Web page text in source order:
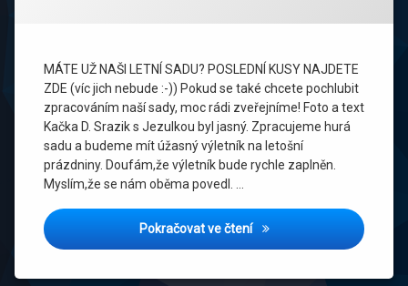
MÁTE UŽ NAŠI LETNÍ SADU? POSLEDNÍ KUSY NAJDETE
ZDE (víc jich nebude :-)) Pokud se také chcete pochlubit
zpracováním naší sady, moc rádi zveřejníme! Foto a text
Kačka D. Srazik s Jezulkou byl jasný. Zpracujeme hurá
sadu a budeme mít úžasný výletník na letošní
prázdniny. Doufám,že výletník bude rychle zaplněn.
Myslím,že se nám oběma povedl. …
Pokračovat ve čteníS Huráá sadou na hurá